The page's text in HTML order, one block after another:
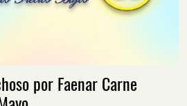
por Faenar Carne